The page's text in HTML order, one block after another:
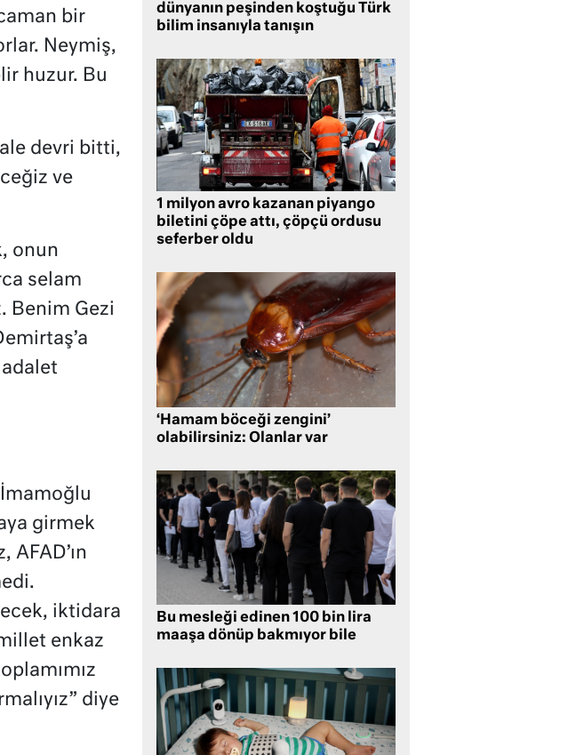
bir
Neymiş,
huzur. Bu
devri bitti,
ve
onun
selam
Benim Gezi
girmek
iktidara
enkaz
diye
dünyanın peşinden koştuğu Türk
bilim insanıyla tanışın
1 milyon avro kazanan piyango
biletini çöpe attı, çöpçü ordusu
seferber oldu
‘Hamam böceği zengini’
olabilirsiniz: Olanlar var
Bu mesleği edinen 100 bin lira
maaşa dönüp bakmıyor bile